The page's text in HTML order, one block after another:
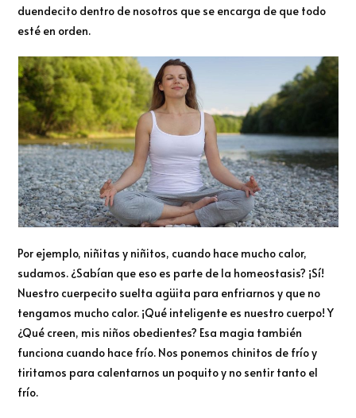
duendecito dentro de nosotros que se encarga de que todo
esté en orden.
Por ejemplo, niñitas y niñitos, cuando hace mucho calor,
sudamos. ¿Sabían que eso es parte de la homeostasis? ¡Sí!
Nuestro cuerpecito suelta agüita para enfriarnos y que no
tengamos mucho calor. ¡Qué inteligente es nuestro cuerpo! Y
¿Qué creen, mis niños obedientes? Esa magia también
funciona cuando hace frío. Nos ponemos chinitos de frío y
tiritamos para calentarnos un poquito y no sentir tanto el
frío.